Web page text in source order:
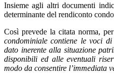
Insieme agli altri documenti
determinante del rendiconto
Così prevede la citata norma,
condominiale contiene le voci
dato inerente alla situazione
disponibili ed alle eventuali
modo da consentire l’immediata